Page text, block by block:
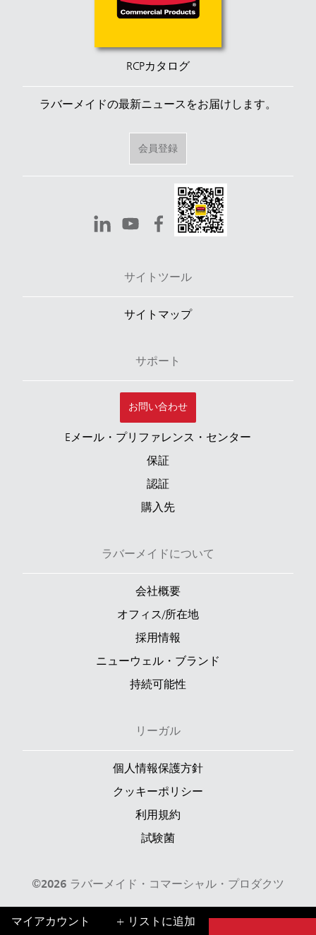
マイアカウント + リストに追加
RCPカタログ
ラバーメイドの最新ニュースをお届けします。
会員登録
サイトツール
サイトマップ
サポート
お問い合わせ
Eメール・プリファレンス・センター
保証
認証
購入先
ラバーメイドについて
会社概要
オフィス/所在地
採用情報
ニューウェル・ブランド
持続可能性
リーガル
個人情報保護方針
クッキーポリシー
利用規約
試験菌
©2026 ラバーメイド・コマーシャル・プロダクツ